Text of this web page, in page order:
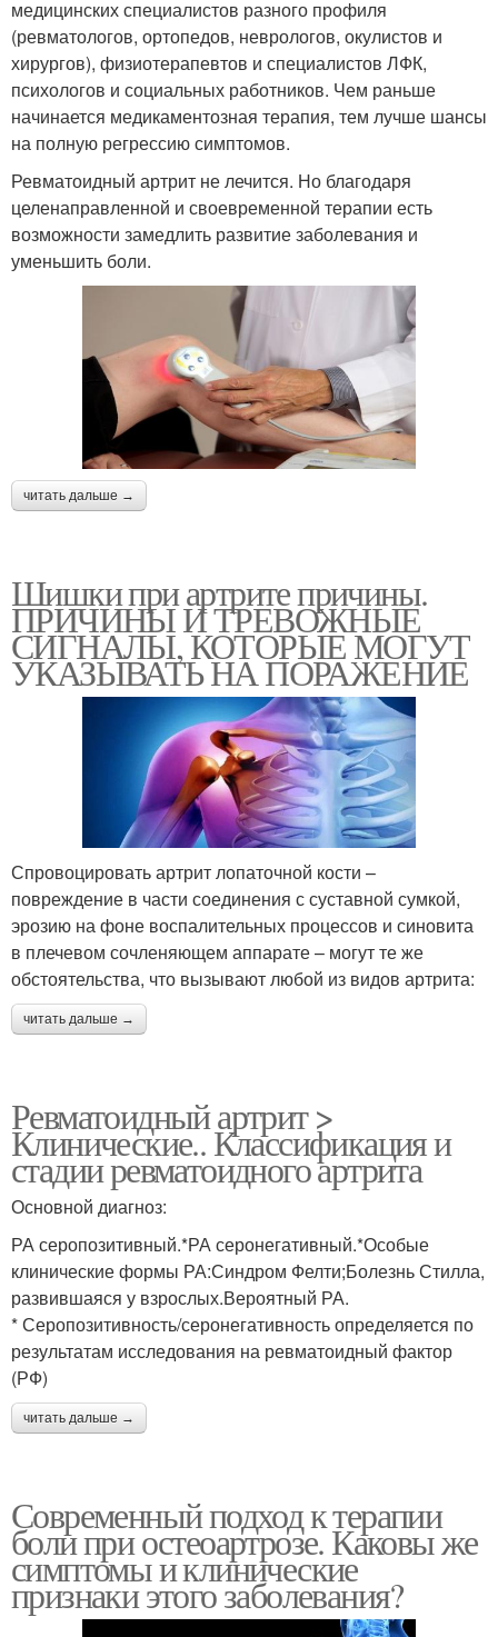
медицинских специалистов разного профиля
(ревматологов, ортопедов, неврологов, окулистов и
хирургов), физиотерапевтов и специалистов ЛФК,
психологов и социальных работников. Чем раньше
начинается медикаментозная терапия, тем лучше шансы
на полную регрессию симптомов.
Ревматоидный артрит не лечится. Но благодаря
целенаправленной и своевременной терапии есть
возможности замедлить развитие заболевания и
уменьшить боли.
читать дальше →
Шишки при артрите причины.
ПРИЧИНЫ И ТРЕВОЖНЫЕ
СИГНАЛЫ, КОТОРЫЕ МОГУТ
УКАЗЫВАТЬ НА ПОРАЖЕНИЕ
Спровоцировать артрит лопаточной кости –
повреждение в части соединения с суставной сумкой,
эрозию на фоне воспалительных процессов и синовита
в плечевом сочленяющем аппарате – могут те же
обстоятельства, что вызывают любой из видов артрита:
читать дальше →
Ревматоидный артрит >
Клинические.. Классификация и
стадии ревматоидного артрита
Основной диагноз:
РА серопозитивный.*РА серонегативный.*Особые
клинические формы РА:Синдром Фелти;Болезнь Стилла,
развившаяся у взрослых.Вероятный РА.
* Серопозитивность/серонегативность определяется по
результатам исследования на ревматоидный фактор
(РФ)
читать дальше →
Современный подход к терапии
боли при остеоартрозе. Каковы же
симптомы и клинические
признаки этого заболевания?